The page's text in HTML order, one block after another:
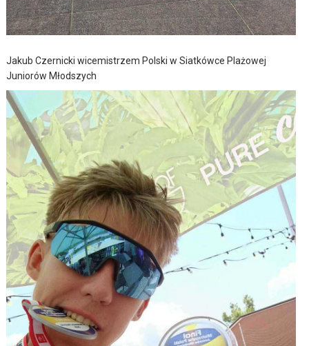
Jakub Czernicki wicemistrzem Polski w Siatkówce Plażowej
Juniorów Młodszych